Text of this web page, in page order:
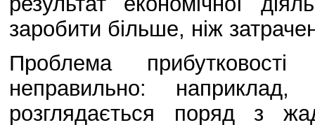
заробити більше, ніж
Проблема
неправильно:
розглядається поряд з